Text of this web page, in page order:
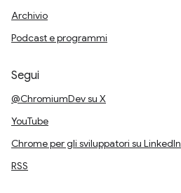
Archivio
Podcast e programmi
Segui
@ChromiumDev su X
YouTube
Chrome per gli sviluppatori su LinkedIn
RSS